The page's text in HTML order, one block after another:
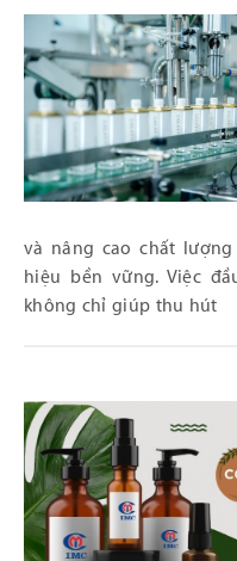
và nâng cao chất
hiệu bền vững. Việc
không chỉ giúp thu hút